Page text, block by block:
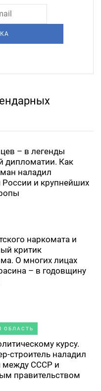
– в легенды
дипломатии. Как
наладил
и крупнейших
наркомата и
критик
О многих лицах
– в годовщину
ОБЛАСТЬ
курсу.
строитель наладил
между СССР и
правительством